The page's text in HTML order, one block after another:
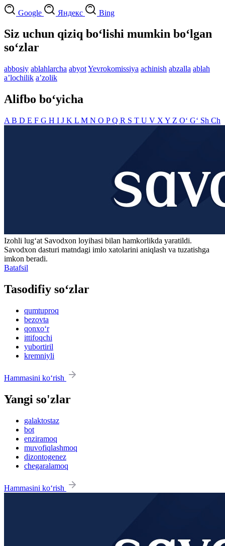
Google Яндекс Bing
Siz uchun qiziq bo‘lishi mumkin bo‘lgan
so‘zlar
abbosiy ablahlarcha abyotYevrokomissiya achinish abzalla ablah
aʼlochilik aʼzolik
Alifbo bo‘yicha
A B D E F G H I J K L M N O PQ R S T U V X Y Z O‘ G‘ Sh Ch
Izohli lugʻat Savodxon loyihasi bilan hamkorlikda yaratildi.
Savodxon dasturi matndagi imlo xatolarini aniqlash va tuzatishga
imkon beradi.
Batafsil
Tasodifiy so‘zlar
qumtuproq
bezovta
qonxo‘r
ittifoqchi
yubortiril
kremniyli
Hammasini ko‘rish
Yangi so'zlar
galaktostaz
bot
enziramoq
muvofiqlashmoq
dizontogenez
chegaralamoq
Hammasini ko‘rish